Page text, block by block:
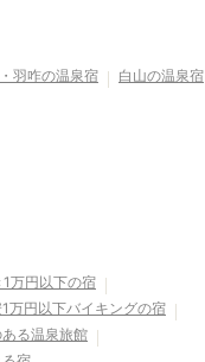
羽咋の温泉宿
白山の温泉宿
万円以下の宿
万円以下バイキングの宿
る温泉旅館